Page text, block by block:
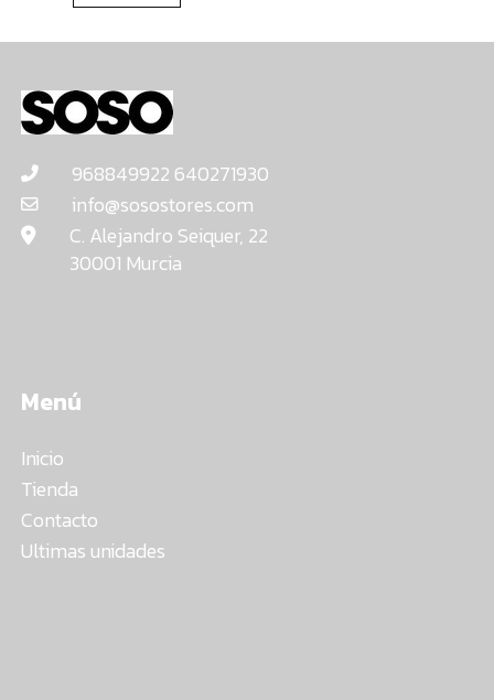
968849922 640271930
info@sosostores.com
C. Alejandro Seiquer, 22
30001 Murcia
Menú
Inicio
Tienda
Contacto
Ultimas unidades